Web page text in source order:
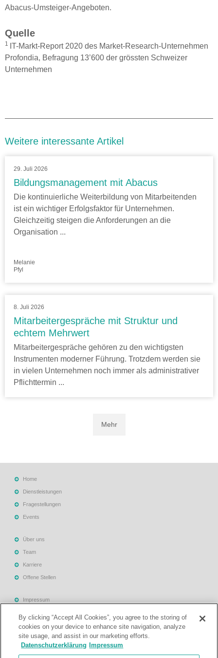
Abacus-Umsteiger-Angeboten.
Quelle
1
IT-Markt-Report 2020 des Market-Research-Unternehmen
Profondia, Befragung 13’600 der grössten Schweizer
Unternehmen
Weitere interessante Artikel
29. Juli 2026
Bildungsmanagement mit Abacus
Die kontinuierliche Weiterbildung von Mitarbeitenden
ist ein wichtiger Erfolgsfaktor für Unternehmen.
Gleichzeitig steigen die Anforderungen an die
Organisation ...
Melanie
Pfyl
8. Juli 2026
Mitarbeitergespräche mit Struktur und
echtem Mehrwert
Mitarbeitergespräche gehören zu den wichtigsten
Instrumenten moderner Führung. Trotzdem werden sie
in vielen Unternehmen noch immer als administrativer
Pflichttermin ...
Mehr
Home
Dienstleistungen
Fragestellungen
Events
Über uns
Team
Karriere
Offene Stellen
Impressum
Datenschutzerklärung
Rechtliche Hinweise
By clicking “Accept All Cookies”, you agree to the storing of
cookies on your device to enhance site navigation, analyze
site usage, and assist in our marketing efforts.
Datenschutzerklärung
Impressum